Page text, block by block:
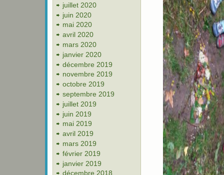
juillet 2020
juin 2020
mai 2020
avril 2020
mars 2020
janvier 2020
décembre 2019
novembre 2019
octobre 2019
septembre 2019
juillet 2019
juin 2019
mai 2019
avril 2019
mars 2019
février 2019
janvier 2019
décembre 2018